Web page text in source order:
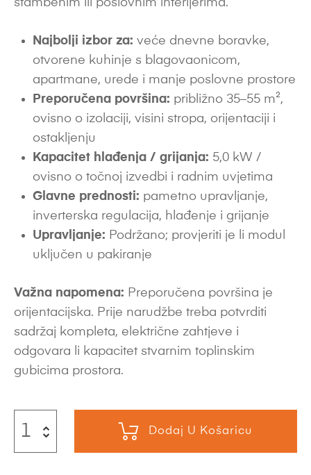
stambenim ili poslovnim interijerima.
Najbolji izbor za: veće dnevne boravke,
otvorene kuhinje s blagovaonicom,
apartmane, urede i manje poslovne prostore
Preporučena površina: približno 35–55 m²,
ovisno o izolaciji, visini stropa, orijentaciji i
ostakljenju
Kapacitet hlađenja / grijanja: 5,0 kW /
ovisno o točnoj izvedbi i radnim uvjetima
Glavne prednosti: pametno upravljanje,
inverterska regulacija, hlađenje i grijanje
Upravljanje: Podržano; provjeriti je li modul
uključen u pakiranje
Važna napomena: Preporučena površina je
orijentacijska. Prije narudžbe treba potvrditi
sadržaj kompleta, električne zahtjeve i
odgovara li kapacitet stvarnim toplinskim
gubicima prostora.
Dodaj U Košaricu